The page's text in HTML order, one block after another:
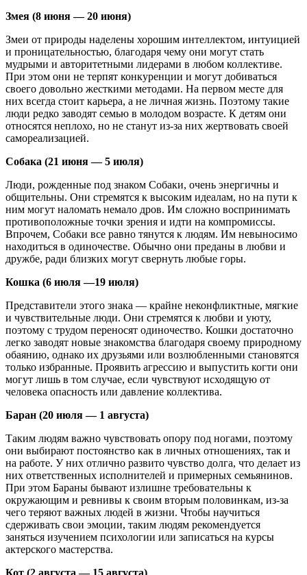
Змея (8 июня — 20 июня)
Змеи от природы наделены хорошим интеллектом, интуицией
и проницательностью, благодаря чему они могут стать
мудрыми и авторитетными лидерами в любом коллективе.
При этом они не терпят конкуренции и могут добиваться
своего довольно жесткими методами. На первом месте для
них всегда стоит карьера, а не личная жизнь. Поэтому такие
люди редко заводят семью в молодом возрасте. К детям они
относятся неплохо, но не станут из-за них жертвовать своей
самореализацией.
Собака (21 июня — 5 июля)
Люди, рожденные под знаком Собаки, очень энергичны и
общительны. Они стремятся к высоким идеалам, но на пути к
ним могут наломать немало дров. Им сложно воспринимать
противоположные точки зрения и идти на компромиссы.
Впрочем, Собаки все равно тянутся к людям. Им невыносимо
находиться в одиночестве. Обычно они преданы в любви и
дружбе, ради близких могут свернуть любые горы.
Кошка (6 июля —19 июля)
Представители этого знака — крайне неконфликтные, мягкие
и чувствительные люди. Они стремятся к любви и уюту,
поэтому с трудом переносят одиночество. Кошки достаточно
легко заводят новые знакомства благодаря своему природному
обаянию, однако их друзьями или возлюбленными становятся
только избранные. Проявить агрессию и выпустить когти они
могут лишь в том случае, если чувствуют исходящую от
человека опасность или давление коллектива.
Баран (20 июля — 1 августа)
Таким людям важно чувствовать опору под ногами, поэтому
они выбирают постоянство как в личных отношениях, так и
на работе. У них отлично развито чувство долга, что делает из
них ответственных исполнителей и примерных семьянинов.
При этом Бараны бывают излишне требовательны к
окружающим и ревнивы к своим вторым половинкам, из-за
чего теряют важных людей в жизни. Чтобы научиться
сдерживать свои эмоции, таким людям рекомендуется
заняться изучением психологии или записаться на курсы
актерского мастерства.